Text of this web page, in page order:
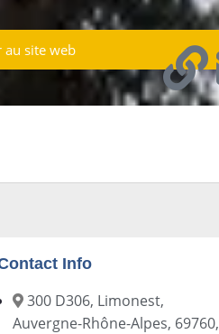
au site web
Info
300 D306, Limonest,
Auvergne-Rhône-Alpes, 69760,